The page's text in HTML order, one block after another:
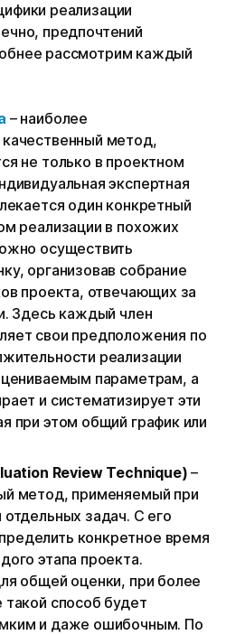
реализации
предпочтений
рассмотрим каждый
– наиболее
метод,
не только в проектном
экспертная
один конкретный
реализации в похожих
осуществить
организовав собрание
проекта, отвечающих за
Здесь каждый член
свои предположения по
реализации
параметрам, а
и систематизирует эти
при этом общий график или
Review Technique)–
метод, применяемый при
задач. С его
конкретное время
этапа проекта.
общей оценки, при более
способ будет
и даже ошибочным. По